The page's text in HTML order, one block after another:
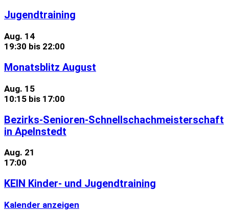
Jugendtraining
Aug. 14
19:30 bis 22:00
Monatsblitz August
Aug. 15
10:15 bis 17:00
Bezirks-Senioren-Schnellschachmeisterschaft
in Apelnstedt
Aug. 21
17:00
KEIN Kinder- und Jugendtraining
Kalender anzeigen